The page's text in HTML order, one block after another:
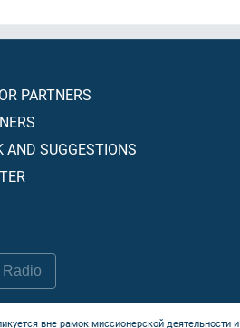
PARTNERS
AND SUGGESTIONS
Radio
вне рамок миссионерской деятельности и